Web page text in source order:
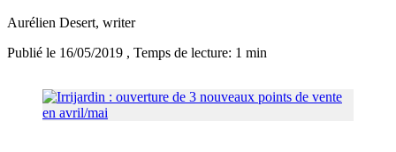
Aurélien Desert, writer
Publié le 16/05/2019 , Temps de lecture: 1 min